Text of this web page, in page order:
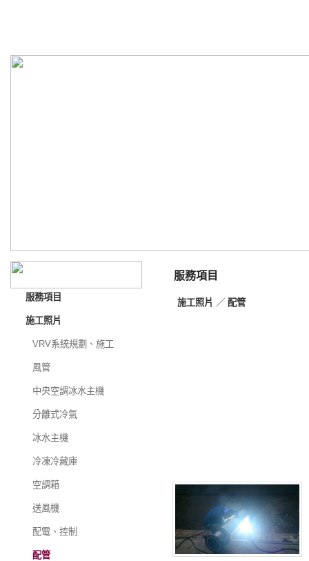
服務項目
施工照片
VRV系統規劃、施工
風管
中央空調冰水主機
分離式冷氣
冰水主機
冷凍冷藏庫
空調箱
送風機
配電、控制
配管
服務項目
施工照片 ／ 配管